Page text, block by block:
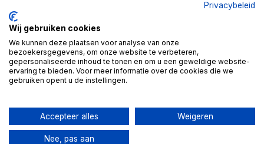
Cheap Bike Shop
4.9
Based on 99 reviews
Review ons op
Privacybeleid
Wij gebruiken cookies
We kunnen deze plaatsen voor analyse van onze
bezoekersgegevens, om onze website te verbeteren,
gepersonaliseerde inhoud te tonen en om u een geweldige website-
ervaring te bieden. Voor meer informatie over de cookies die we
gebruiken opent u de instellingen.
Accepteer alles Weigeren
Nee, pas aan